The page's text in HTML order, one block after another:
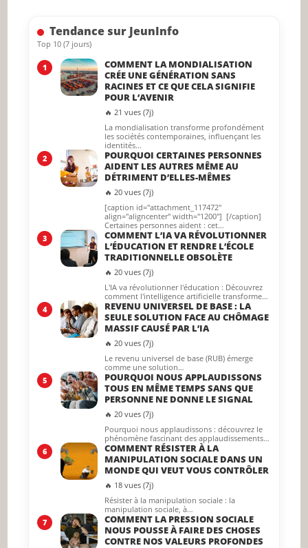
Tendance sur JeunInfo
Top 10 (7 jours)
1
COMMENT LA MONDIALISATION
CRÉE UNE GÉNÉRATION SANS
RACINES ET CE QUE CELA SIGNIFIE
POUR L’AVENIR
🔥 21 vues (7j)
La mondialisation transforme profondément
les sociétés contemporaines, influençant les
identités…
2
POURQUOI CERTAINES PERSONNES
AIDENT LES AUTRES MÊME AU
DÉTRIMENT D’ELLES-MÊMES
🔥 20 vues (7j)
[caption id="attachment_117472"
align="aligncenter" width="1200"] [/caption]
Certaines personnes aident : cet…
3
COMMENT L’IA VA RÉVOLUTIONNER
L’ÉDUCATION ET RENDRE L’ÉCOLE
TRADITIONNELLE OBSOLÈTE
🔥 20 vues (7j)
L'IA va révolutionner l'éducation : Découvrez
comment l'intelligence artificielle transforme…
4
REVENU UNIVERSEL DE BASE : LA
SEULE SOLUTION FACE AU CHÔMAGE
MASSIF CAUSÉ PAR L’IA
🔥 20 vues (7j)
Le revenu universel de base (RUB) émerge
comme une solution…
5
POURQUOI NOUS APPLAUDISSONS
TOUS EN MÊME TEMPS SANS QUE
PERSONNE NE DONNE LE SIGNAL
🔥 20 vues (7j)
Pourquoi nous applaudissons : découvrez le
phénomène fascinant des applaudissements…
6
COMMENT RÉSISTER À LA
MANIPULATION SOCIALE DANS UN
MONDE QUI VEUT VOUS CONTRÔLER
🔥 18 vues (7j)
Résister à la manipulation sociale : la
manipulation sociale, à…
7
COMMENT LA PRESSION SOCIALE
NOUS POUSSE À FAIRE DES CHOSES
CONTRE NOS VALEURS PROFONDES